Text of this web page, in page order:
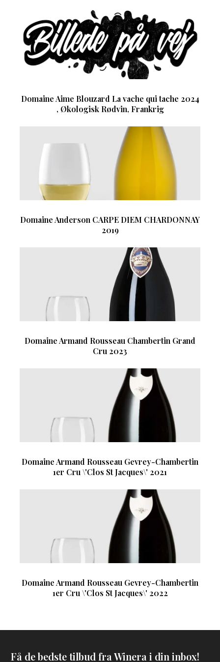
Domaine Aime Blouzard La vache qui tache 2024
, Økologisk Rødvin, Frankrig
Domaine Anderson CARPE DIEM CHARDONNAY
2019
Domaine Armand Rousseau Chambertin Grand
Cru 2023
Domaine Armand Rousseau Gevrey-Chambertin
1er Cru \'Clos St Jacques\' 2021
Domaine Armand Rousseau Gevrey-Chambertin
1er Cru \'Clos St Jacques\' 2022
Få de bedste tilbud fra Winera i din inbox!